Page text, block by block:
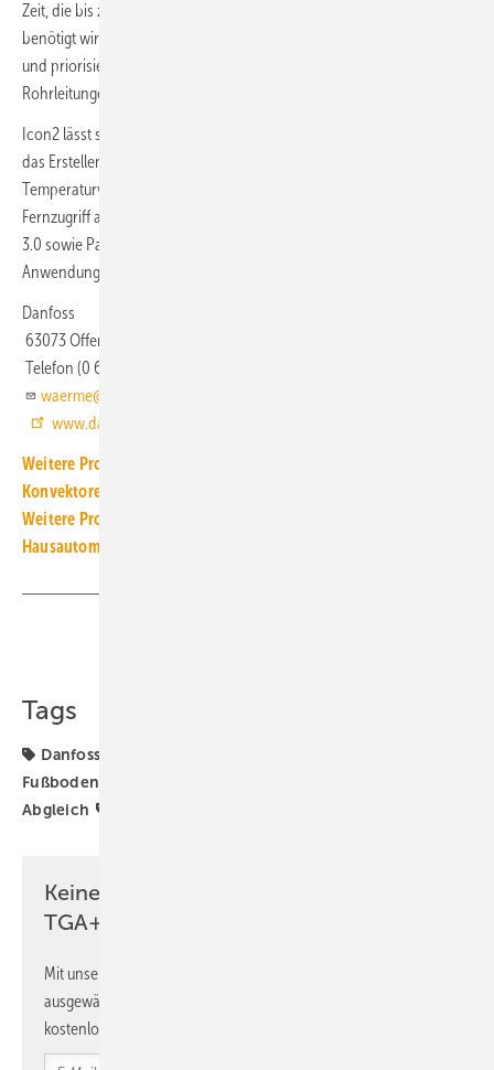
Zeit, die bis zum Erreichen einer vorgegebenen Raumtemperatur
benötigt wird, schätzt das System die Längen der Rohrsysteme ab
und priorisiert dann bei der Durchflussregelung die längeren
Rohrleitungen größerer Räume.
Icon2 lässt sich in die Danfoss Ally Cloud integrieren: Dadurch wird
das Erstellen und Festlegen individueller Heizpläne oder
Temperaturvorgaben vom Smartphone aus ebenso möglich wie ein
Fernzugriff auf die Raumtemperaturreglung. Icon2 unterstützt Zigbee
3.0 sowie Partner-API und ist dadurch mit vielen Smart-Home-
Anwendungen kompatibel.
Danfoss
63073 Offenbach
Telefon (0 69) 97 53 30 44
waerme@danfoss.com
www.danfoss.de
Weitere Produkt-Meldungen zum Thema Heiz- und Kühlflächen,
Konvektoren
Weitere Produkt-Meldungen zum Thema Gebäude- und
Hausautomation
Tags
Danfoss
Fußbodenheizung
Abgleich
Keine Zeit? Kein Problem mit dem
TGA+E Newsletter!
Mit unserem Newsletter erhalten Sie regelmäßig von uns
ausgewählte Informationen und Neuigkeiten, gebündelt und
kostenlos direkt ins Postfach.